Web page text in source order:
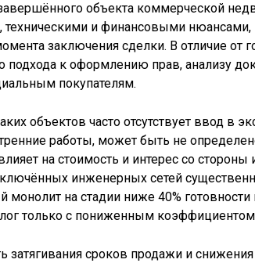
объекта коммерческой
техническими и финансовыми
заключения сделки. В отличие от
подхода к оформлению прав, анализу
покупателям.
объектов часто отсутствует ввод в
работы, может быть не
на стоимость и интерес со
инженерных сетей
монолит на стадии ниже 40%
только с пониженным
затягивания сроков продажи и